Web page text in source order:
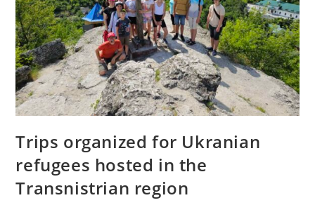
Trips organized for Ukranian
refugees hosted in the
Transnistrian region